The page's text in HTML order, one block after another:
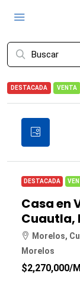
DESTACADA VENTA
DESTACADA
Casa en
Cuautla,
Morelos,
Morelos
$2,270,000/